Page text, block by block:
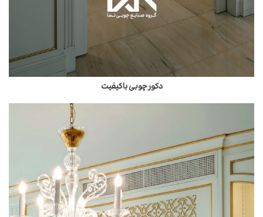
دکور چوبی باکیفیت